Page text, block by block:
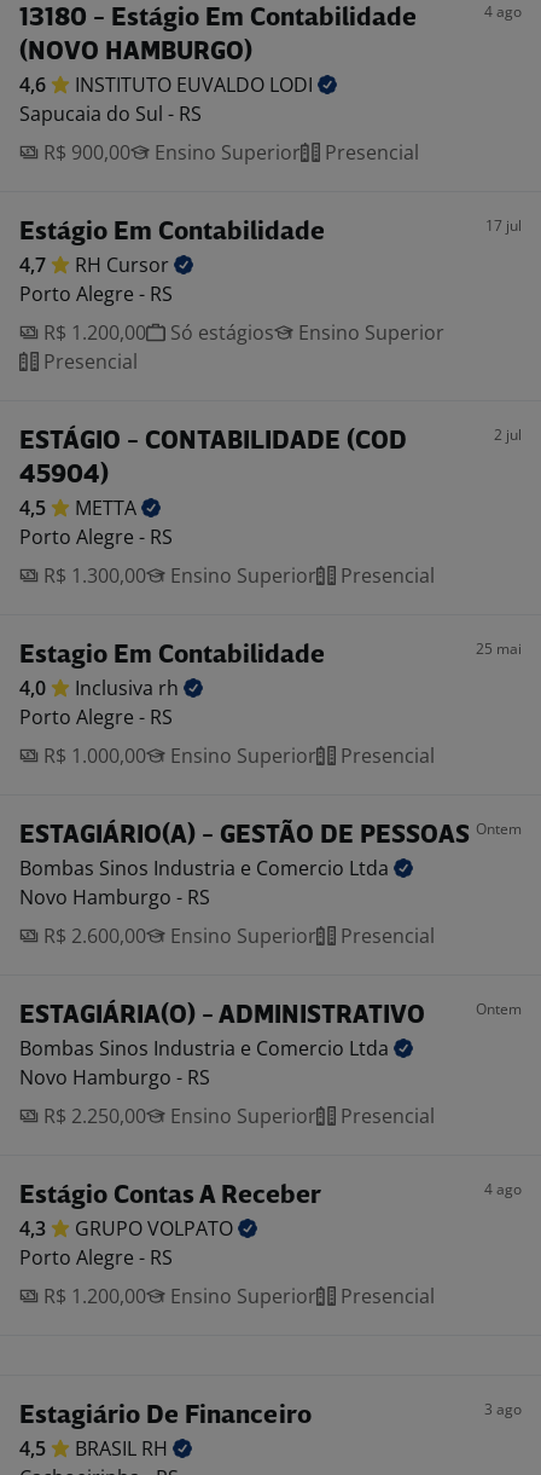
13180 - Estágio Em Contabilidade
(NOVO HAMBURGO)
4 ago
4,6 INSTITUTO EUVALDO LODI
Sapucaia do Sul - RS
R$ 900,00
Ensino Superior Presencial
Estágio Em Contabilidade 17 jul
4,7 RH Cursor
Porto Alegre - RS
R$ 1.200,00
Só estágios
Ensino Superior
Presencial
ESTÁGIO - CONTABILIDADE (COD
45904)
2 jul
4,5
METTA
Porto Alegre - RS
R$ 1.300,00
Ensino Superior Presencial
Estagio Em Contabilidade 25 mai
4,0 Inclusiva rh
Porto Alegre - RS
R$ 1.000,00
Ensino Superior Presencial
ESTAGIÁRIO(A) - GESTÃO DE PESSOAS Ontem
Bombas Sinos Industria e Comercio Ltda
Novo Hamburgo - RS
R$ 2.600,00
Ensino Superior Presencial
ESTAGIÁRIA(O) - ADMINISTRATIVO Ontem
Bombas Sinos Industria e Comercio Ltda
Novo Hamburgo - RS
R$ 2.250,00
Ensino Superior Presencial
Estágio Contas A Receber 4 ago
4,3 GRUPOVOLPATO
Porto Alegre - RS
R$ 1.200,00
Ensino Superior Presencial
Estagiário De Financeiro 3 ago
4,5 BRASIL RH